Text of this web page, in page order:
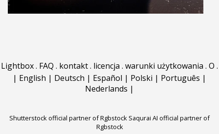
Lightbox. FAQ . kontakt. licencja . warunki użytkowania . O .
| English | Deutsch | Español | Polski | Português |
Nederlands |
Shutterstock official partner of Rgbstock Saqurai AI official partner of
Rgbstock